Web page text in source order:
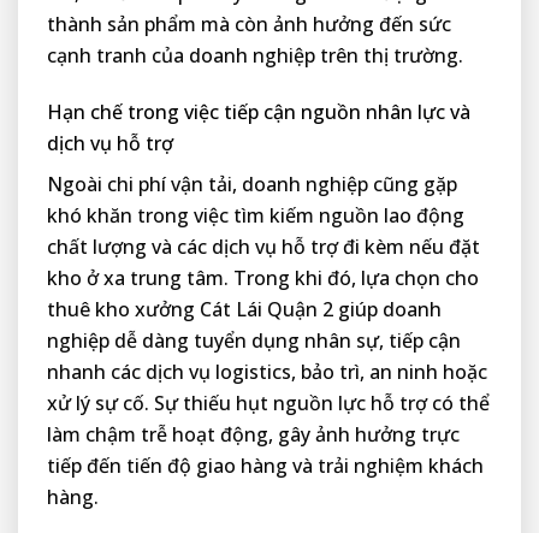
thành sản phẩm mà còn ảnh hưởng đến sức
cạnh tranh của doanh nghiệp trên thị trường.
Hạn chế trong việc tiếp cận nguồn nhân lực và
dịch vụ hỗ trợ
Ngoài chi phí vận tải, doanh nghiệp cũng gặp
khó khăn trong việc tìm kiếm nguồn lao động
chất lượng và các dịch vụ hỗ trợ đi kèm nếu đặt
kho ở xa trung tâm. Trong khi đó, lựa chọn cho
thuê kho xưởng Cát Lái Quận 2 giúp doanh
nghiệp dễ dàng tuyển dụng nhân sự, tiếp cận
nhanh các dịch vụ logistics, bảo trì, an ninh hoặc
xử lý sự cố. Sự thiếu hụt nguồn lực hỗ trợ có thể
làm chậm trễ hoạt động, gây ảnh hưởng trực
tiếp đến tiến độ giao hàng và trải nghiệm khách
hàng.